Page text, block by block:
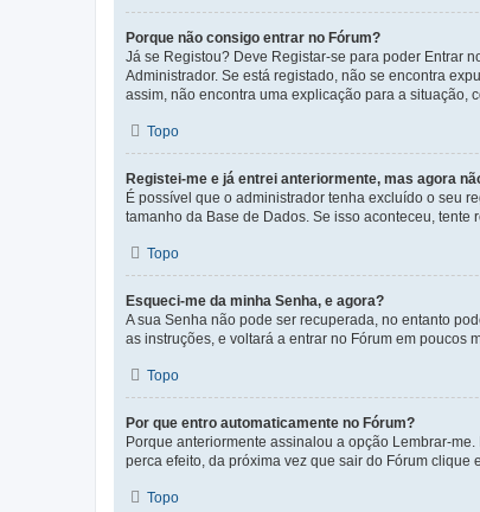
Porque não consigo entrar no Fórum?
Já se Registou? Deve Registar-se para poder Entrar
Administrador. Se está registado, não se encontra
assim, não encontra uma explicação para a situação,
Topo
Registei-me e já entrei anteriormente, mas agora
É possível que o administrador tenha excluído o seu
tamanho da Base de Dados. Se isso aconteceu, tente
Topo
Esqueci-me da minha Senha, e agora?
A sua Senha não pode ser recuperada, no entanto
as instruções, e voltará a entrar no Fórum em poucos
Topo
Por que entro automaticamente no Fórum?
Porque anteriormente assinalou a opção Lembrar-
perca efeito, da próxima vez que sair do Fórum clique
Topo